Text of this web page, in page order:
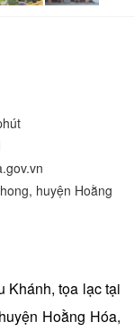
huyện Hoằng
tọa lạc tại
Hoằng Hóa,